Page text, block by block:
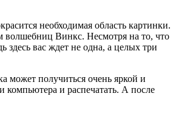
необходимая область картинки.
волшебниц Винкс. Несмотря на то, что
здесь вас ждет не одна, а целых три
может получиться очень яркой и
компьютера и распечатать. А после